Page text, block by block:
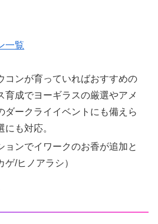
一覧
コンが育っていればおすすめの
育成でヨーギラスの厳選やアメ
ダークライイベントにも備えら
も対応。
ョンでイワークのお香が追加と
/ヒノアラシ）